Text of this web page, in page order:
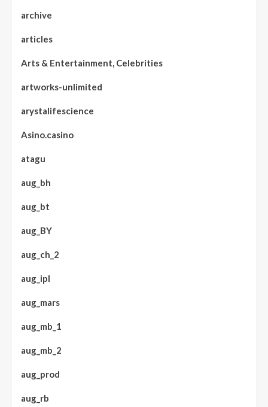
archive
articles
Arts & Entertainment, Celebrities
artworks-unlimited
arystalifescience
Asino.casino
atagu
aug_bh
aug_bt
aug_BY
aug_ch_2
aug_ipl
aug_mars
aug_mb_1
aug_mb_2
aug_prod
aug_rb